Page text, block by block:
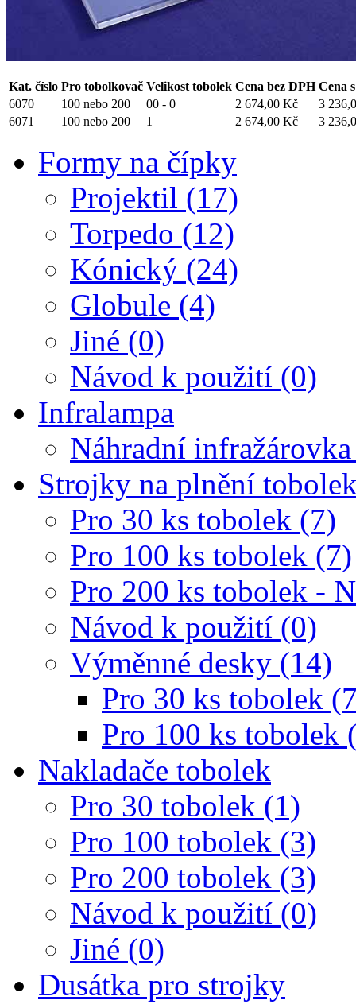
Kat. číslo Pro tobolkovač Velikost tobolek Cena bez DPH Cena
6070
100 nebo 200 00 - 0 2 674,00 Kč
3
6071
100 nebo 200 1 2 674,00 Kč 3
Formy na čípky
Projektil (17)
Torpedo (12)
Kónický (24)
Globule (4)
Jiné (0)
Návod k použití (0)
Infralampa
Náhradní
Strojky na plnění
Pro 30 ks tobolek (7)
Pro 100 ks tobolek (7)
Pro 200 ks tobolek -
Návod k použití (0)
Výměnné desky (14)
Pro 30 ks tobolek
Pro 100 ks tobolek
Nakladače tobolek
Pro 30 tobolek (1)
Pro 100 tobolek (3)
Pro 200 tobolek (3)
Návod k použití (0)
Jiné (0)
Dusátka pro strojky